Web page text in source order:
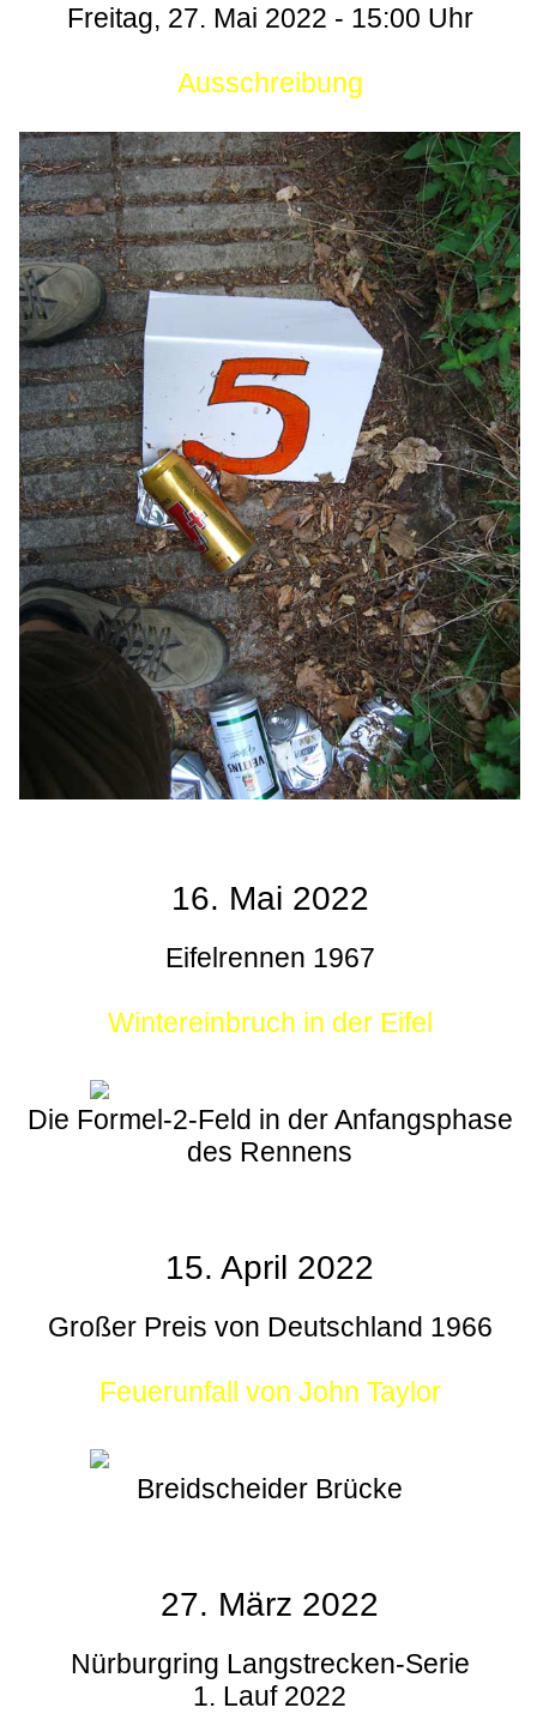
Freitag, 27. Mai 2022 - 15:00 Uhr
Ausschreibung
16. Mai 2022
Eifelrennen 1967
Wintereinbruch in der Eifel
Die Formel-2-Feld in der Anfangsphase
des Rennens
15. April 2022
Großer Preis von Deutschland 1966
Feuerunfall von John Taylor
Breidscheider Brücke
27. März 2022
Nürburgring Langstrecken-Serie
1. Lauf 2022